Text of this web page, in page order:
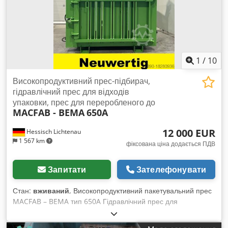
повідомлення або зателефонуйте.
1 / 10
Hessisch Lichtenau
1 567 km
Високопродуктивний прес-підбирач,
гідравлічний прес для відходів
упаковки, прес для переробленого до
MACFAB - BEMA650A
12 000 EUR
фіксована ціна додається ПДВ
Запитати Зателефонувати
Стан: вживаний, Високопродуктивний пакетувальний прес
MACFAB – BEMA тип 650A Гідравлічний прес для
пакувальних відходів, відновлюваних та вторинних ресурсів
Зав. № MF J0162 Рік випуску 2021 Сила пресування: 50 т